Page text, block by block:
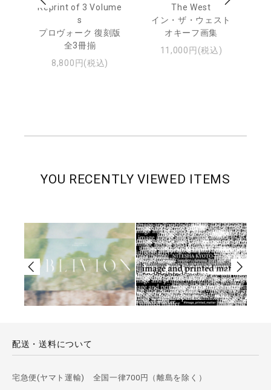
Reprint of 3 Volume
s
プロヴォーク 復刻版
全3冊揃
8,800円(税込)
The West
イン・ザ・ウェスト
オキーフ画集
11,000円(税込)
YOU RECENTLY VIEWED ITEMS
配送・送料について
宅急便(ヤマト運輸) 全国一律700円（離島を除く）